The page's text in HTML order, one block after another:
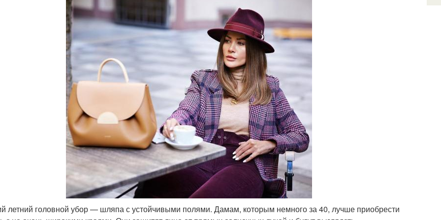
летний головной убор — шляпа с устойчивыми полями. Дамам, которым немного за 40, лучше приобрести